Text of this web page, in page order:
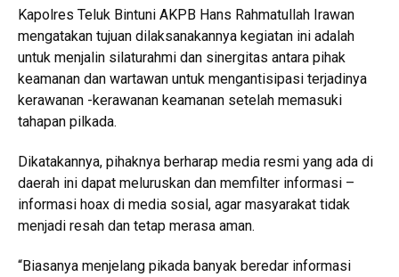
Kapolres Teluk Bintuni AKPB Hans Rahmatullah Irawan
mengatakan tujuan dilaksanakannya kegiatan ini adalah
untuk menjalin silaturahmi dan sinergitas antara pihak
keamanan dan wartawan untuk mengantisipasi terjadinya
kerawanan -kerawanan keamanan setelah memasuki
tahapan pilkada.
Dikatakannya, pihaknya berharap media resmi yang ada di
daerah ini dapat meluruskan dan memfilter informasi –
informasi hoax di media sosial, agar masyarakat tidak
menjadi resah dan tetap merasa aman.
“Biasanya menjelang pikada banyak beredar informasi